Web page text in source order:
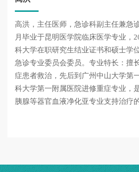
高洪，主任医师，急诊科副主任兼急
月毕业于昆明医学院临床医学专业，
科大学在职研究生结业证书和硕士学
急诊专业委员会委员。专业特长：擅
症患者救治，先后到广州中山大学第
科大学第一附属医院进修重症专业，
胰腺等器官血液净化亚专业支持治疗